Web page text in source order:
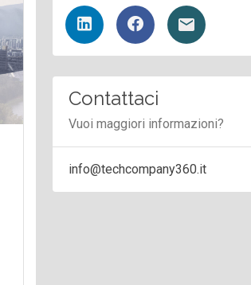
Contattaci
Vuoi maggiori informazioni?
info@techcompany360.it